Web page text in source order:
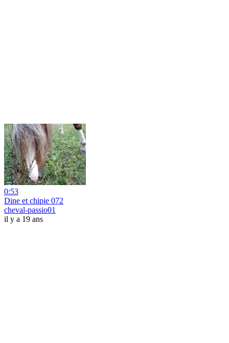
0:53
Dine et chipie 072
cheval-passio01
il y a 19 ans